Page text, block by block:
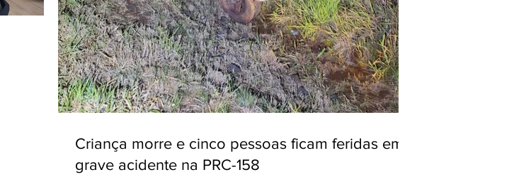
Criança morre e cinco pessoas ficam feridas em
grave acidente na PRC-158